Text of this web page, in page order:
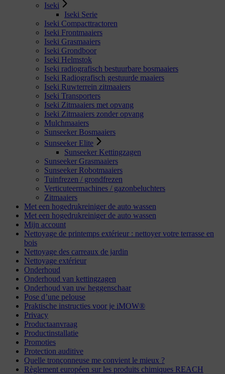
Iseki
Iseki Serie
Iseki Compacttractoren
Iseki Frontmaaiers
Iseki Grasmaaiers
Iseki Grondboor
Iseki Helmstok
Iseki radiografisch bestuurbare bosmaaiers
Iseki Radiografisch gestuurde maaiers
Iseki Ruwterrein zitmaaiers
Iseki Transporters
Iseki Zitmaaiers met opvang
Iseki Zitmaaiers zonder opvang
Mulchmaaiers
Sunseeker Bosmaaiers
Sunseeker Elite
Sunseeker Kettingzagen
Sunseeker Grasmaaiers
Sunseeker Robotmaaiers
Tuinfrezen / grondfrezen
Verticuteermachines / gazonbeluchters
Zitmaaiers
Met een hogedrukreiniger de auto wassen
Met een hogedrukreiniger de auto wassen
Mijn account
Nettoyage de printemps extérieur : nettoyer votre terrasse en
bois
Nettoyage des carreaux de jardin
Nettoyage extérieur
Onderhoud
Onderhoud van kettingzagen
Onderhoud van uw heggenschaar
Pose d’une pelouse
Praktische instructies voor je iMOW®
Privacy
Productaanvraag
Productinstallatie
Promoties
Protection auditive
Quelle tronçonneuse me convient le mieux ?
Règlement européen sur les produits chimiques REACH